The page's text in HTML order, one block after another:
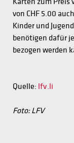
von CHF 5.00
Kinder und
benötigen dafür
bezogen werden
Quelle: lfv.li
Foto: LFV